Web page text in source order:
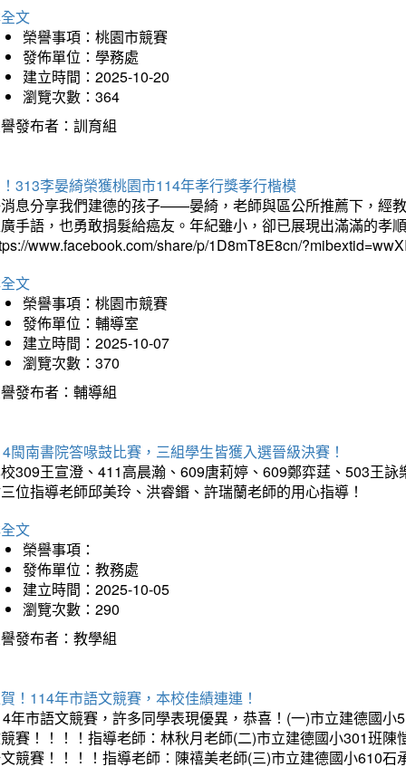
文
榮譽事項：桃園市競賽
發佈單位：學務處
建立時間：2025-10-20
瀏覽次數：364
發布者：訓育組
313李晏綺榮獲桃園市114年孝行獎孝行楷模
息分享我們建德的孩子——晏綺，老師與區公所推薦下，經
手語，也勇敢捐髮給癌友。年紀雖小，卻已展現出滿滿的孝
www.facebook.com/share/p/1D8mT8E8cn/
文
榮譽事項：桃園市競賽
發佈單位：輔導室
建立時間：2025-10-07
瀏覽次數：370
發布者：輔導組
閩南書院答喙鼓比賽，三組學生皆獲入選晉級決賽！
309王宣澄、411高晨瀚、609唐莉婷、609鄭弈莛、503王
位指導老師邱美玲、洪睿鍲、許瑞蘭老師的用心指導！
文
榮譽事項：
發佈單位：教務處
建立時間：2025-10-05
瀏覽次數：290
發布者：教學組
！114年市語文競賽，本校佳績連連！
年市語文競賽，許多同學表現優異，恭喜！(一)市立建德國
賽！！！！指導老師：林秋月老師(二)市立建德國小301班
競賽！！！！指導老師：陳禧美老師(三)市立建德國小610